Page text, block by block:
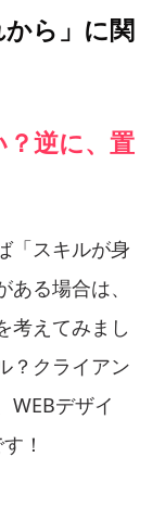
ら」に関
逆に、置
「スキルが身
る場合は、
考えてみまし
？クライアン
WEBデザイ
！